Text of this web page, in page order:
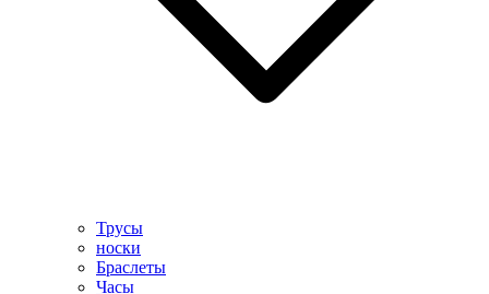
Трусы
носки
Браслеты
Часы